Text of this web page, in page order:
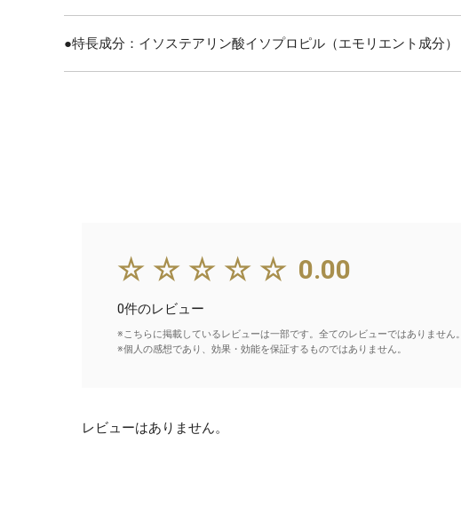
●特長成分：イソステアリン酸イソプロピル（エモリエント成分）
☆☆☆☆☆ 0.00
0件のレビュー
※こちらに掲載しているレビューは一部です。全てのレビューではありません。
※個人の感想であり、効果・効能を保証するものではありません。
レビューはありません。